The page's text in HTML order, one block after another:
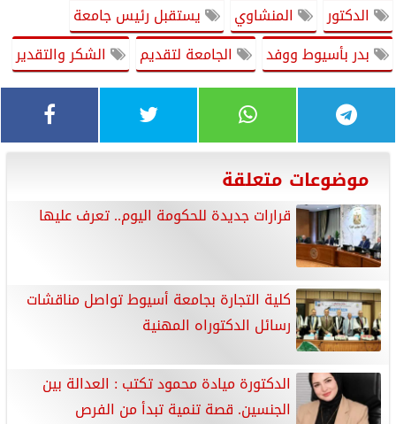
الدكتور المنشاوي
يستقبل رئيس جامعة
بدر بأسيوط ووفد
الجامعة لتقديم الشكر والتقدير
موضوعات متعلقة
قرارات جديدة للحكومة اليوم.. تعرف عليها
كلية التجارة بجامعة أسيوط تواصل مناقشات
رسائل الدكتوراه المهنية
الدكتورة ميادة محمود تكتب : العدالة بين
الجنسين. قصة تنمية تبدأ من الفرص